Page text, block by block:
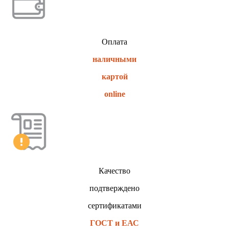
Оплата
наличными
картой
online
Качество
подтверждено
сертификатами
ГОСТ и ЕАС